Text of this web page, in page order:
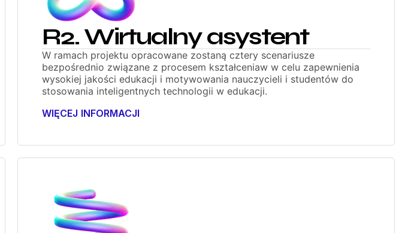
R2. Wirtualny asystent
W ramach projektu opracowane zostaną cztery scenariusze
bezpośrednio związane z procesem kształceniaw w celu zapewnienia
wysokiej jakości edukacji i motywowania nauczycieli i studentów do
stosowania inteligentnych technologii w edukacji.
WIĘCEJ INFORMACJI